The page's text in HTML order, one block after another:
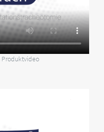
Produktvideo